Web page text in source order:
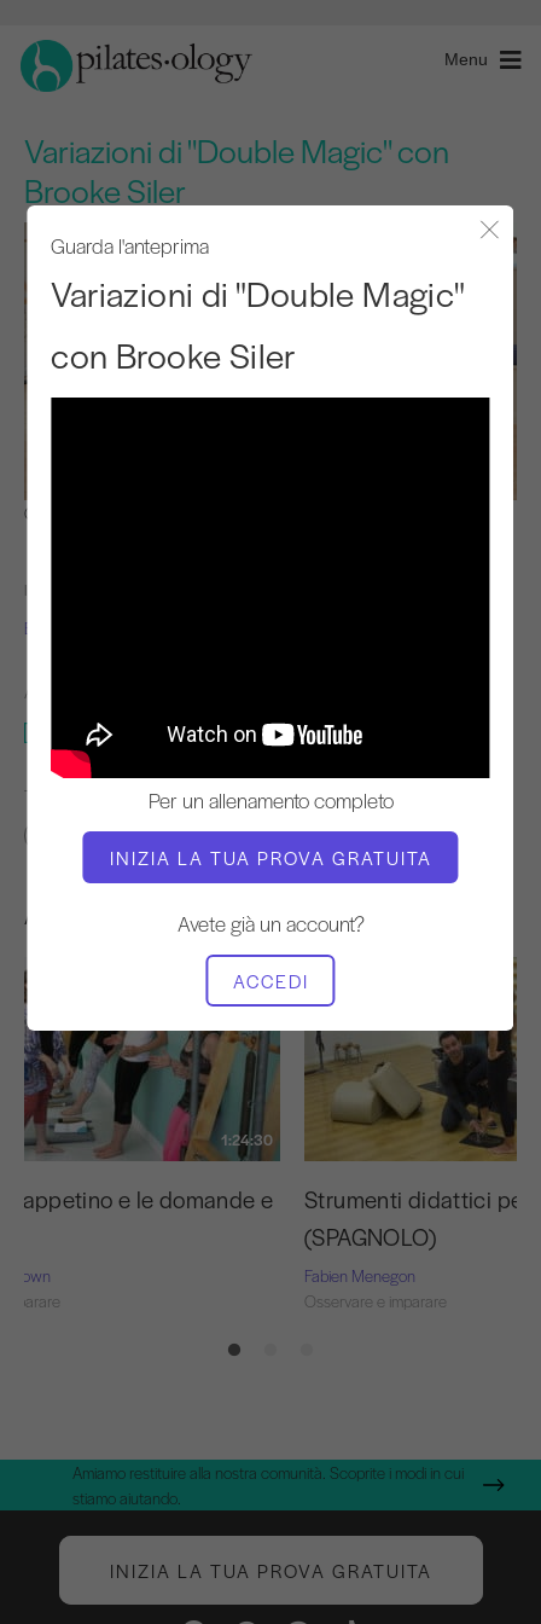
Menu
Variazioni di "Double Magic" con
Brooke Siler
Guarda l'anteprima
Variazioni di "Double Magic"
con Brooke Siler
Per un allenamento completo
INIZIA LA TUA PROVA GRATUITA
Avete già un account?
ACCEDI
Osservare e imparare
INSEGNANTE
Brooke Siler
ATTREZZATURA NECESSARIA
Tappetino con cerchio magico
TROVA CLASSI SIMILI PER
40 - 50 min
Tappetino con cerchio magico
Altri allenamenti che potrebbero piacervi
1:24:30
tappetino e le domande e
Brown
Strumenti didattici per
(SPAGNOLO)
Fabien Menegon
Osservare e imparare
Amiamo restituire alla nostra comunità. Scoprite i modi in cui
stiamo aiutando.
INIZIA LA TUA PROVA GRATUITA